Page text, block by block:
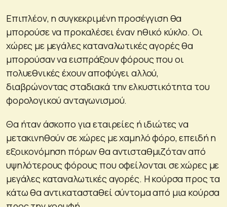
Επιπλέον, η συγκεκριμένη προσέγγιση θα
μπορούσε να προκαλέσει έναν ηθικό κύκλο. Οι
χώρες με μεγάλες καταναλωτικές αγορές θα
μπορούσαν να εισπράξουν φόρους που οι
πολυεθνικές έχουν αποφύγει αλλού,
διαβρώνοντας σταδιακά την ελκυστικότητα του
φορολογικού ανταγωνισμού.
Θα ήταν άσκοπο για εταιρείες ή ιδιώτες να
μετακινηθούν σε χώρες με χαμηλό φόρο, επειδή η
εξοικονόμηση πόρων θα αντισταθμιζόταν από
υψηλότερους φόρους που οφείλονται σε χώρες με
μεγάλες καταναλωτικές αγορές. Η κούρσα προς τα
κάτω θα αντικατασταθεί σύντομα από μια κούρσα